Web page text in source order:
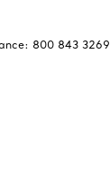
800 843 3269